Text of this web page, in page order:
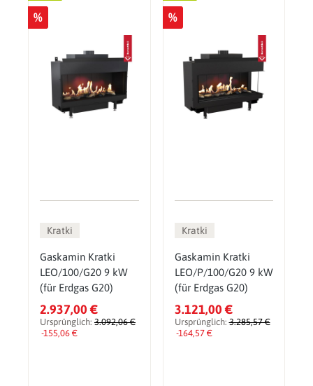
%
Kratki
Gaskamin Kratki
LEO/100/G20 9 kW
(für Erdgas G20)
2.937,00 €
Ursprünglich: 3.092,06 €
-155,06 €
%
Kratki
Gaskamin Kratki
LEO/P/100/G20 9 kW
(für Erdgas G20)
3.121,00 €
Ursprünglich:3.285,57 €
-164,57 €